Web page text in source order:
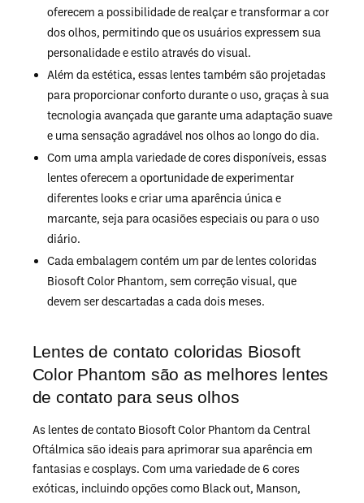
oferecem a possibilidade de realçar e transformar a cor
dos olhos, permitindo que os usuários expressem sua
personalidade e estilo através do visual.
Além da estética, essas lentes também são projetadas
para proporcionar conforto durante o uso, graças à sua
tecnologia avançada que garante uma adaptação suave
e uma sensação agradável nos olhos ao longo do dia.
Com uma ampla variedade de cores disponíveis, essas
lentes oferecem a oportunidade de experimentar
diferentes looks e criar uma aparência única e
marcante, seja para ocasiões especiais ou para o uso
diário.
Cada embalagem contém um par de lentes coloridas
Biosoft Color Phantom, sem correção visual, que
devem ser descartadas a cada dois meses.
Lentes de contato coloridas Biosoft
Color Phantom são as melhores lentes
de contato para seus olhos
As lentes de contato Biosoft Color Phantom da Central
Oftálmica são ideais para aprimorar sua aparência em
fantasias e cosplays. Com uma variedade de 6 cores
exóticas, incluindo opções como Black out, Manson,